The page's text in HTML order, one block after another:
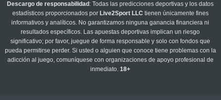
Descargo de responsabilidad : Todas las predicciones deportivas y los datos
estadísticos proporcionados por Live2Sport LLC tienen únicamente fines
informativos y analíticos. No garantizamos ninguna ganancia financiera ni
resultados específicos. Las apuestas deportivas implican un riesgo
significativo; por favor, juegue de forma responsable y solo con fondos que
pueda permitirse perder. Si usted o alguien que conoce tiene problemas con la
adicción al juego, comuníquese con organizaciones de apoyo profesional de
inmediato.18+